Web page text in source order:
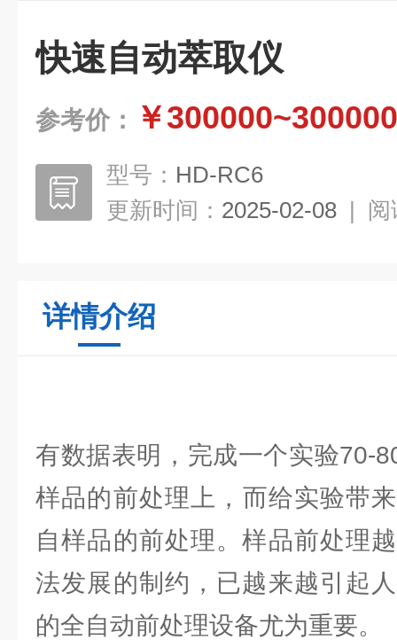
快速自动萃取仪
参考价： ￥300000~300000
型号： HD-RC6
更新时间： 2025-02-08 | 阅
详情介绍
有数据表明，完成一个实验70-
样品的前处理上，而给实验带
自样品的前处理。样品前处理
法发展的制约，已越来越引起
的全自动前处理设备尤为重要。